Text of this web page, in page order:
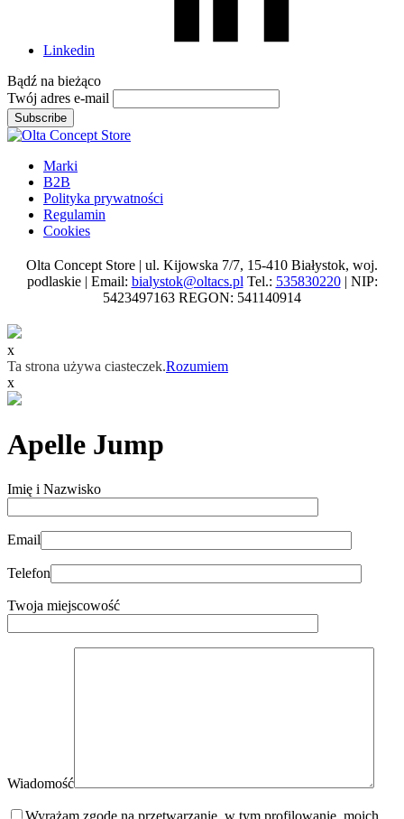
Linkedin
Bądź na bieżąco
Twój adres e-mail
Subscribe
Marki
B2B
Polityka prywatności
Regulamin
Cookies
Olta Concept Store | ul. Kijowska 7/7, 15-410 Białystok, woj.
podlaskie | Email: bialystok@oltacs.pl Tel.: 535830220| NIP:
5423497163 REGON: 541140914
x
Ta strona używa ciasteczek.Rozumiem
x
Apelle Jump
Imię i Nazwisko
Email
Telefon
Twoja miejscowość
Wiadomość
Wyrażam zgodę na przetwarzanie, w tym profilowanie, moich